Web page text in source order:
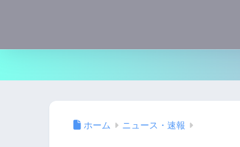
ホーム ニュース・速報